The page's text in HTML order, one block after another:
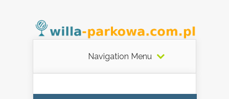
Navigation Menu